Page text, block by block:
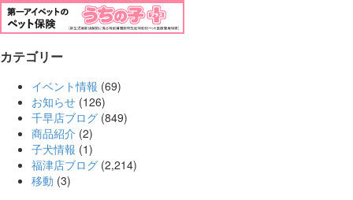
カテゴリー
イベント情報 (69)
お知らせ (126)
千早店ブログ (849)
商品紹介 (2)
子犬情報 (1)
福津店ブログ (2,214)
移動 (3)